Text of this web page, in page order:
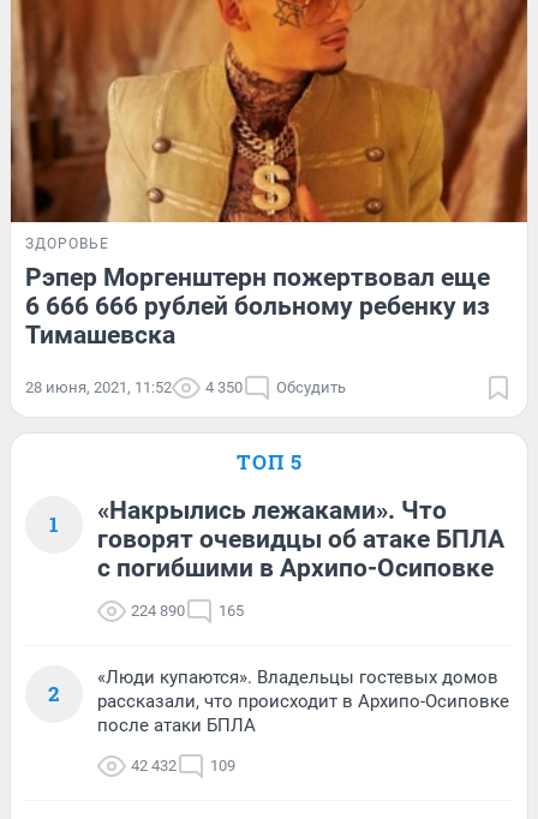
ЗДОРОВЬЕ
Рэпер Моргенштерн пожертвовал еще
6 666 666 рублей больному ребенку из
Тимашевска
28 июня, 2021, 11:52 4 350 Обсудить
ТОП 5
1
«Накрылись лежаками». Что
говорят очевидцы об атаке БПЛА
с погибшими в Архипо-Осиповке
224 890 165
2
«Люди купаются». Владельцы гостевых домов
рассказали, что происходит в Архипо-Осиповке
после атаки БПЛА
42 432 109